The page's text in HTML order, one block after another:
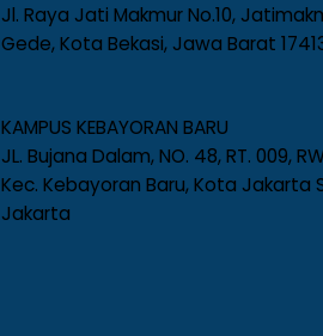
Jl. Raya Jati Makmur No.10,
Gede, Kota Bekasi, Jawa Barat
KAMPUS KEBAYORAN BARU
JL. Bujana Dalam, NO. 48, RT. 009,
Kec. Kebayoran Baru, Kota Jakarta
Jakarta